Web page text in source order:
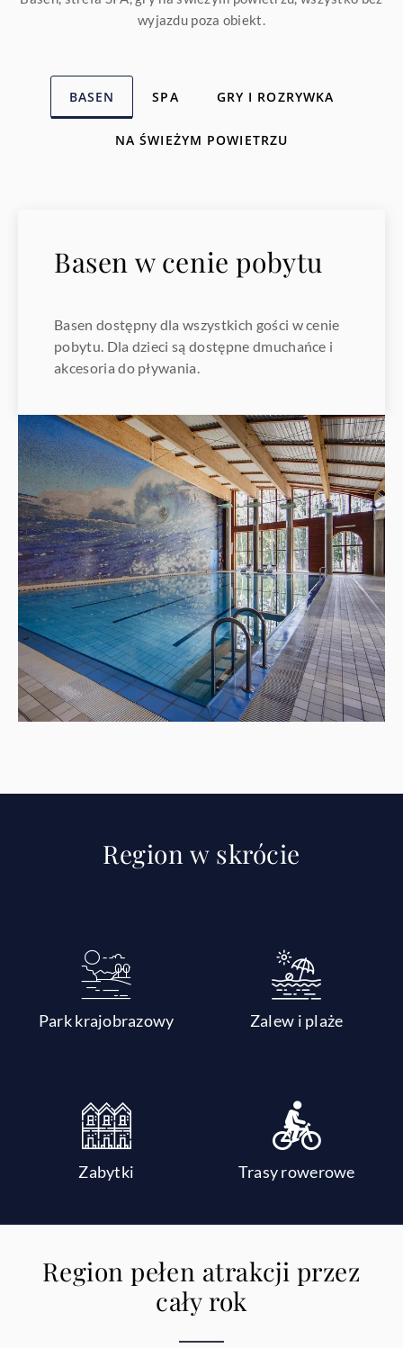
wyjazdu poza obiekt.
BASEN SPA GRY I ROZRYWKA
NA ŚWIEŻYM POWIETRZU
Basen w cenie pobytu
Basen dostępny dla wszystkich gości w cenie
pobytu. Dla dzieci są dostępne dmuchańce i
akcesoria do pływania.
Region w skrócie
Park krajobrazowy Zalew i plaże
Zabytki Trasy rowerowe
Region pełen atrakcji przez
cały rok